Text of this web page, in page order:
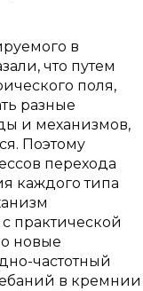
в
что путем
поля,
разные
и механизмов,
Поэтому
перехода
каждого типа
практической
новые
частотный
в кремнии